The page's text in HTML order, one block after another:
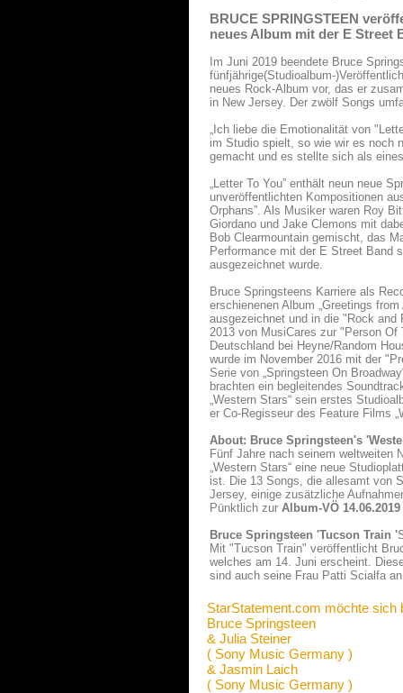
BRUCE SPRINGSTEEN
neues Album mit der E Street
Im Juni 2019 beendete Bruce
fünfjährige(Studioalbum-
neues Rock-Album vor, das er
in New Jersey. Der zwölf Songs
„Ich liebe die Emotionalität von
im Studio spielt, so wie wir es noch
gemacht und es stellte sich als
„Letter To You” enthält neun neue
unveröffentlichten Kompositionen
Orphans”. Als Musiker waren Roy
Giordano und Jake Clemons mit
Bob Clearmountain gemischt, das
Performance mit der E Street Band
ausgezeichnet wurde.
Bruce Springsteens Karriere als
erschienenen Album „Greetings
ausgezeichnet und in die "Rock and
2013 von MusiCares zur "Person
Deutschland bei Heyne/Random
wurde im November 2016 mit der
Serie von „Springsteen On
brachten ein begleitendes
„Western Stars“ sein erstes
er Co-Regisseur des Feature Films
About: Bruce Springsteen's
Fünf Jahre nach seinem weltweiten
„Western Stars“ eine neue
ist. Die 13 Songs, die allesamt von
Jersey, einige zusätzliche
Pünktlich zur Album-VÖ 14.06.2019
Bruce Springsteen 'Tucson Train '
Mit "Tucson Train" veröffentlicht
welches am 14. Juni erscheint.
sind auch seine Frau Patti Scialfa
StarStatement.com möchte sich
Bruce Springsteen
& Julia Steiner
( Sony Music Germany )
& Jasmin Laich
( Sony Music Germany )